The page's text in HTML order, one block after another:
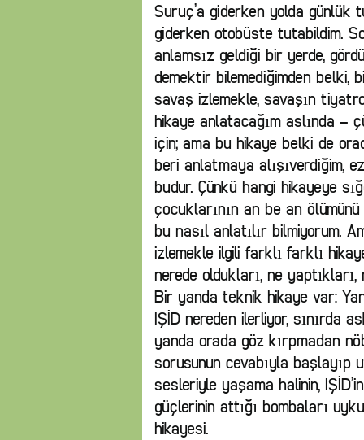
Suruç’a giderken yolda günlük
giderken otobüste tutabildim.
anlamsız geldiği bir yerde,
demektir bilemediğimden belki,
savaş izlemekle, savaşın
hikaye anlatacağım aslında –
için; ama bu hikaye belki de
beri anlatmaya alışıverdiğim,
budur. Çünkü hangi hikayeye
çocuklarının an be an
bu nasıl anlatılır bilmiyorum.
izlemekle ilgili farklı farklı
nerede oldukları, ne
Bir yanda teknik hikaye var:
IŞİD nereden ilerliyor, sınırda
yanda orada göz kırpmadan
sorusunun cevabıyla başlayıp
sesleriyle yaşama halinin,
güçlerinin attığı bombaları
hikayesi.